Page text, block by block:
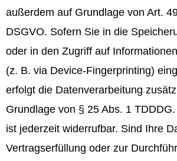
außerdem auf Grundlage von Art.
DSGVO. Sofern Sie in die
oder in den Zugriff auf
(z. B. via Device-Fingerprinting)
erfolgt die Datenverarbeitung
Grundlage von § 25 Abs. 1
ist jederzeit widerrufbar. Sind Ihre
Vertragserfüllung oder zur